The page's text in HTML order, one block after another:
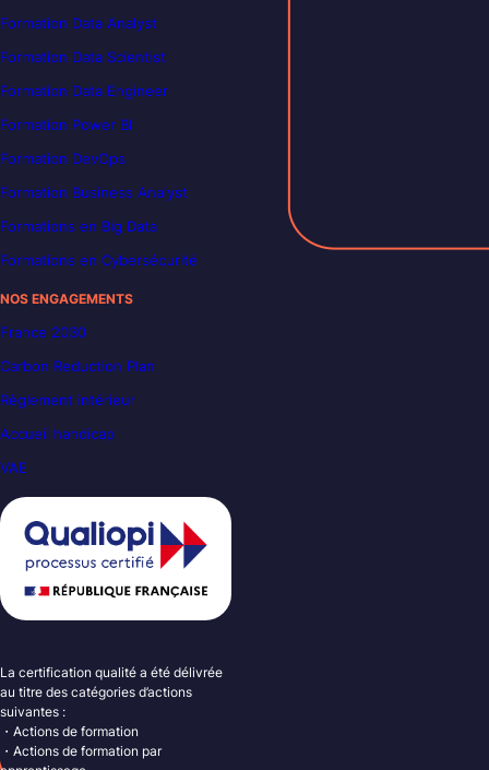
Formation Data Analyst
Formation Data Scientist
Formation Data Engineer
Formation Power BI
Formation DevOps
Formation Business Analyst
Formations en Big Data
Formations en Cybersécurité
NOS ENGAGEMENTS
France 2030
Carbon Reduction Plan
Règlement intérieur
Accueil handicap
VAE
La certification qualité a été délivrée
au titre des catégories d’actions
suivantes :
・Actions de formation
・Actions de formation par